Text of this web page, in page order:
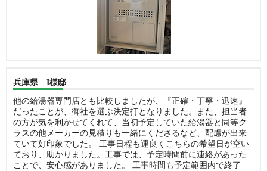
兵庫県 I様邸
他の給湯器専門店とも比較しましたが、『正確・丁寧・迅速』
だったことが、御社を選ぶ決定打となりました。また、担当者
の方が気を利かせてくれて、当初予定していた給湯器と同等ク
ラスの他メーカーの見積りも一緒にくださるなど、配慮が出来
ていて好印象でした。 工事日程も運良くこちらの希望日が空い
ており、助かりました。工事では、予定時間前に連絡があった
ことで、安心感がありました。 工事時間も予定範囲内で終了